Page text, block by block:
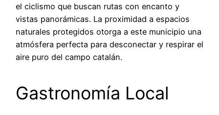
el ciclismo que buscan rutas con encanto y
vistas panorámicas. La proximidad a espacios
naturales protegidos otorga a este municipio una
atmósfera perfecta para desconectar y respirar el
aire puro del campo catalán.
Gastronomía Local